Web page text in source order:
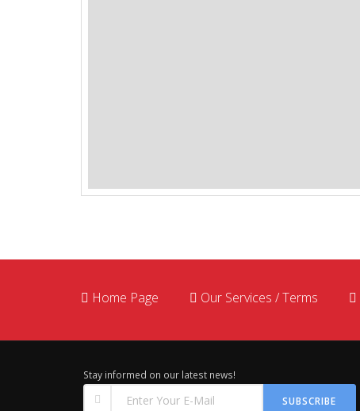
Home Page Our Services / Terms
Stay informed on our latest news!
SUBSCRIBE